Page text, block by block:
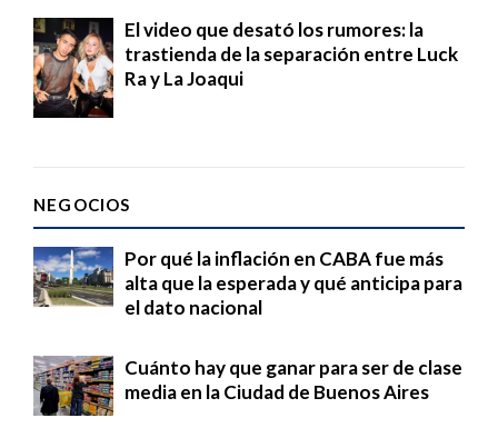
El video que desató los rumores: la
trastienda de la separación entre Luck
Ra y La Joaqui
NEGOCIOS
Por qué la inflación en CABA fue más
alta que la esperada y qué anticipa para
el dato nacional
Cuánto hay que ganar para ser de clase
media en la Ciudad de Buenos Aires